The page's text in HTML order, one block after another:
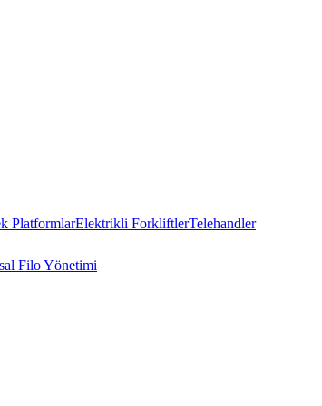
PlatformlarElektrikli ForkliftlerTelehandler
Filo Yönetimi